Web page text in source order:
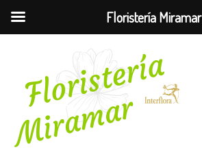
contenido
Floristería Miramar